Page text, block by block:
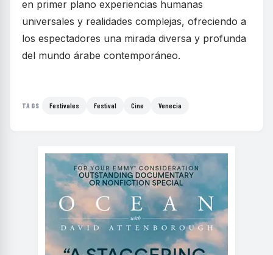
en primer plano experiencias humanas
universales y realidades complejas, ofreciendo a
los espectadores una mirada diversa y profunda
del mundo árabe contemporáneo.
TAGS Festivales Festival Cine Venecia